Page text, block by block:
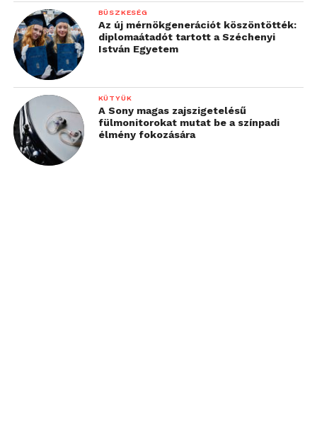
BÜSZKESÉG
Az új mérnökgenerációt köszöntötték:
diplomaátadót tartott a Széchenyi
István Egyetem
KÜTYÜK
A Sony magas zajszigetelésű
fülmonitorokat mutat be a színpadi
élmény fokozására